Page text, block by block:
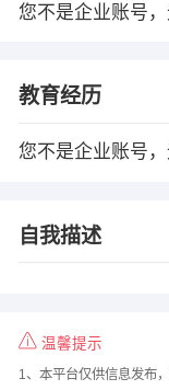
您不是企业账号
教育经历
您不是企业账号
自我描述
温馨提示
1、本平台仅供信息发布